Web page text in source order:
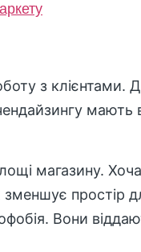
з клієнтами.
магазину.
простір
Вони